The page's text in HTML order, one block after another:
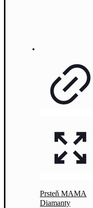
Prsteň MAMA
Diamanty